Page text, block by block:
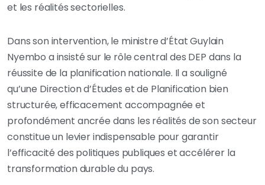
et les réalités sectorielles.
Dans son intervention, le ministre d’État Guylain
Nyembo a insisté sur le rôle central des DEP dans la
réussite de la planification nationale. Il a souligné
qu’une Direction d’Études et de Planification bien
structurée, efficacement accompagnée et
profondément ancrée dans les réalités de son secteur
constitue un levier indispensable pour garantir
l’efficacité des politiques publiques et accélérer la
transformation durable du pays.